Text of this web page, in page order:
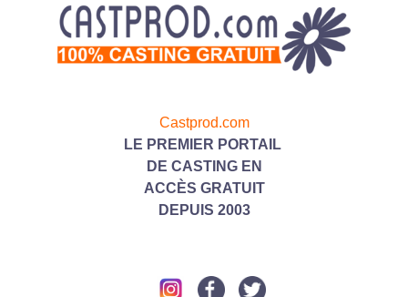
Castprod.com
LE PREMIER PORTAIL
DE CASTING EN
ACC ÈS GRATUIT
DEPUIS 2003